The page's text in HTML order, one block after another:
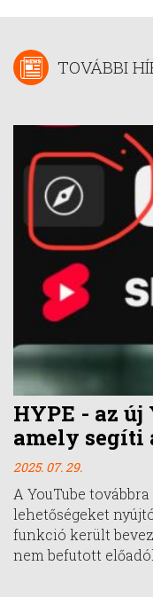
TOVÁBBI
HYPE - az
amely segíti
2025. 07. 29.
A YouTube
lehetőségeket
funkció került
nem befutott